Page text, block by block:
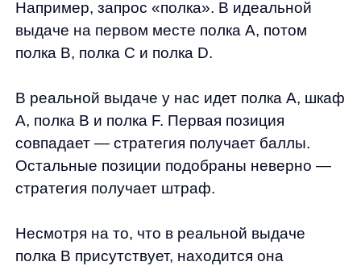
из категории «Смартфоны».
Соответственно, у нас есть идеальная
выдача, где по этому запросу пользователь
Если в реальной выдаче мы обнаружим
аксессуар для смартфона, стратегия будет
оштрафована.
Тут мы смотрим не на позицию товара,
а исключительно на его категорию. Выдача
из товаров, которые принадлежат к этой
категории.